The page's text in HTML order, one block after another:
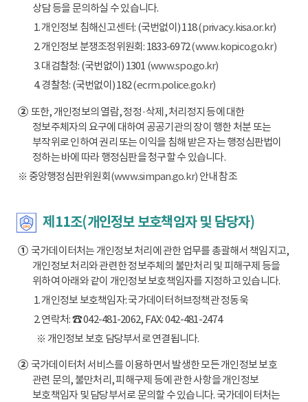
상담 등을 문의하실 수 있습니다.
1. 개인정보 침해신고센터: (국번없이) 118(privacy.kisa.or.kr)
2. 개인정보 분쟁조정위원회: 1833-6972(www.kopico.go.kr)
3. 대검찰청: (국번없이) 1301 (www.spo.go.kr)
4. 경찰청: (국번없이) 182(ecrm.police.go.kr)
②또한, 개인정보의 열람, 정정·삭제, 처리정지 등에 대한
정보주체자의 요구에 대하여 공공기관의 장이 행한 처분 또는
부작위로 인하여 권리 또는 이익을 침해 받은 자는 행정심판법이
정하는 바에 따라 행정심판을 청구할 수 있습니다.
※ 중앙행정심판위원회(www.simpan.go.kr) 안내 참조
제11조(개인정보 보호책임자 및 담당자)
①국가데이터처는 개인정보 처리에 관한 업무를 총괄해서 책임지고,
개인정보 처리와 관련한 정보주체의 불만처리 및 피해구제 등을
위하여 아래와 같이 개인정보 보호책임자를 지정하고 있습니다.
1. 개인정보 보호책임자: 국가데이터허브정책관 정동욱
2. 연락처: ☎ 042-481-2062, FAX: 042-481-2474
※ 개인정보 보호 담당부서로 연결됩니다.
②국가데이터처 서비스를 이용하면서 발생한 모든 개인정보 보호
관련 문의, 불만처리, 피해구제 등에 관한 사항을 개인정보
보호책임자 및 담당부서로 문의할 수 있습니다. 국가데이터처는